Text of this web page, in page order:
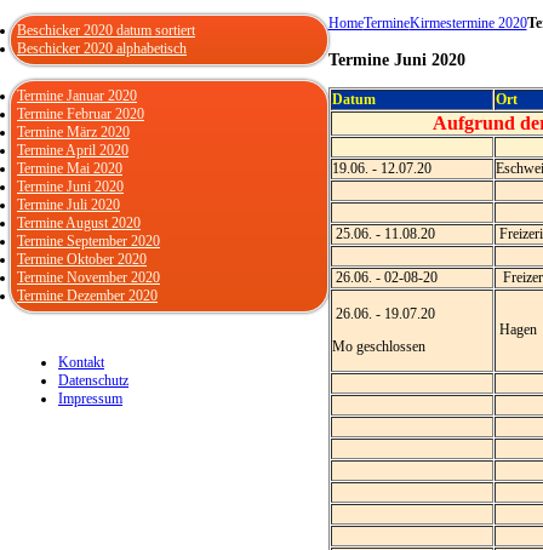
HomeTermineKirmestermine 2020
Termine Juni 2020
Datum Ort
Aufgrund
19.06. - 12.07.20
25.06. - 11.08.20
26.06. - 02-08-20
26.06. - 19.07.20
Mo geschlossen
Hagen
Beschicker 2020 datum sortiert
Beschicker 2020 alphabetisch
Termine Januar 2020
Termine Februar 2020
Termine März 2020
Termine April 2020
Termine Mai 2020
Termine Juni 2020
Termine Juli 2020
Termine August 2020
Termine September 2020
Termine Oktober 2020
Termine November 2020
Termine Dezember 2020
Kontakt
Datenschutz
Impressum